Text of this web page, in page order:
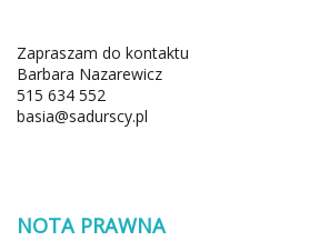
Zapraszam do kontaktu
Barbara Nazarewicz
515 634 552
basia@sadurscy.pl
NOTA PRAWNA